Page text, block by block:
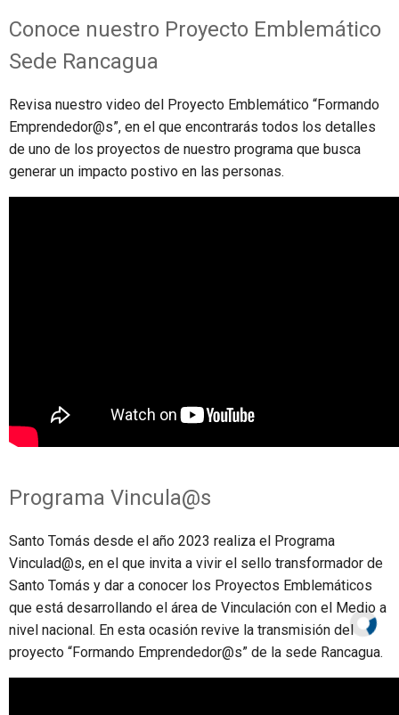
Conoce nuestro Proyecto Emblemático
Sede Rancagua
Revisa nuestro video del Proyecto Emblemático “Formando
Emprendedor@s”, en el que encontrarás todos los detalles
de uno de los proyectos de nuestro programa que busca
generar un impacto postivo en las personas.
Programa Vincula@s
Santo Tomás desde el año 2023 realiza el Programa
Vinculad@s, en el que invita a vivir el sello transformador de
Santo Tomás y dar a conocer los Proyectos Emblemáticos
que está desarrollando el área de Vinculación con el Medio a
nivel nacional. En esta ocasión revive la transmisión del
proyecto “Formando Emprendedor@s” de la sede Rancagua.